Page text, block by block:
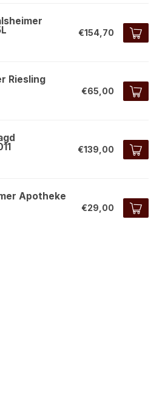
€154,70
Riesling
€65,00
€139,00
Apotheke
€29,00